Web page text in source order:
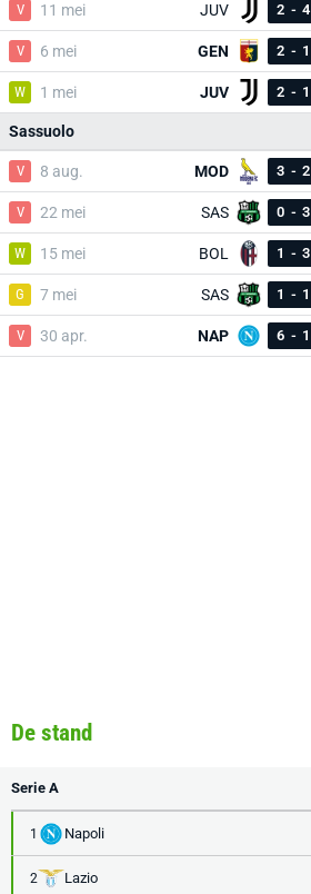
V 11 mei JUV 2 - 4
V 6 mei GEN 2 - 1
W 1 mei JUV 2 - 1
Sassuolo
V 8 aug. MOD 3 - 2
V 22 mei SAS 0 - 3
W 15 mei BOL 1 - 3
G 7 mei SAS 1 - 1
V 30 apr. NAP 6 - 1
De stand
Serie A
1 Napoli
2 Lazio